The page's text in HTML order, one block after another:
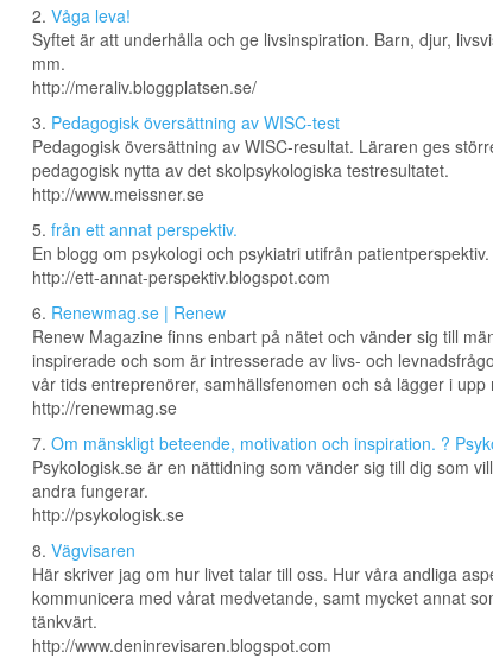
2. Våga leva!
Syftet är att underhålla och ge livsinspiration. Barn, djur,
mm.
http://meraliv.bloggplatsen.se/
3. Pedagogisk översättning av WISC-test
Pedagogisk översättning av WISC-resultat. Läraren ges
pedagogisk nytta av det skolpsykologiska testresultatet.
http://www.meissner.se
5. från ett annat perspektiv.
En blogg om psykologi och psykiatri utifrån patientperspektiv.
http://ett-annat-perspektiv.blogspot.com
6. Renewmag.se | Renew
Renew Magazine finns enbart på nätet och vänder sig till
inspirerade och som är intresserade av livs- och
vår tids entreprenörer, samhällsfenomen och så lägger i
http://renewmag.se
7. Om mänskligt beteende, motivation och inspiration. ?
Psykologisk.se är en nättidning som vänder sig till dig som
andra fungerar.
http://psykologisk.se
8. Vägvisaren
Här skriver jag om hur livet talar till oss. Hur våra andliga
kommunicera med vårat medvetande, samt mycket annat
tänkvärt.
http://www.deninrevisaren.blogspot.com